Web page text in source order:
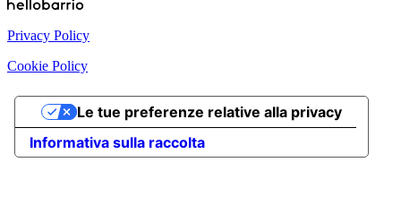
Privacy Policy
Cookie Policy
Informativa sulla raccolta
Le tue preferenze relative alla privacy